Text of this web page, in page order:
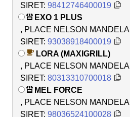
SIRET: 98412746400019
EXO 1 PLUS
, PLACE NELSON MANDELA
SIRET: 93038918400019
LORA (MAXIGRILL)
, PLACE NELSON MANDELA
SIRET: 80313310700018
MEL FORCE
, PLACE NELSON MANDELA
SIRET: 98036524100028